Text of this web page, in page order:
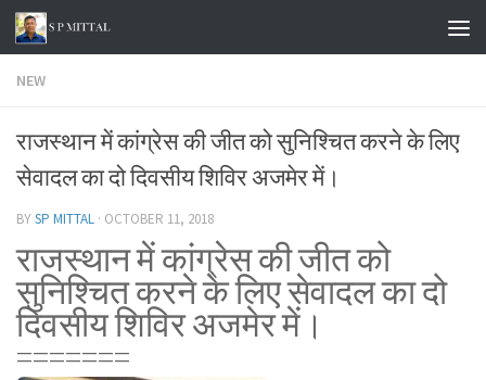
Skip to content
NEW
राजस्थान में कांग्रेस की जीत को सुनिश्चित करने के लिए
सेवादल का दो दिवसीय शिविर अजमेर में।
BYSP MITTAL · OCTOBER 11, 2018
राजस्थान में कांग्रेस की जीत को
सुनिश्चित करने के लिए सेवादल का दो
दिवसीय शिविर अजमेर में।
=======